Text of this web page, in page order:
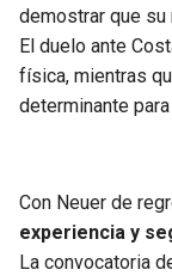
demostrar que
El duelo ante
física, mientras
determinante
Con Neuer de
experiencia y
La convocatoria